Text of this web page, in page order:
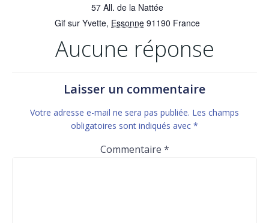
57 All. de la Nattée
Gif sur Yvette, Essonne 91190 France
Aucune réponse
Laisser un commentaire
Votre adresse e-mail ne sera pas publiée. Les champs
obligatoires sont indiqués avec *
Commentaire *